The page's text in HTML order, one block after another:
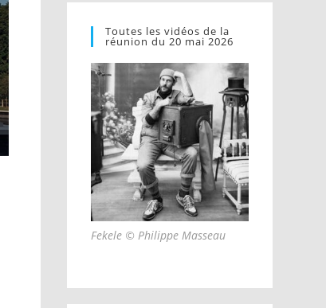
Toutes les vidéos de la
réunion du 20 mai 2026
Fekele © Philippe Masseau